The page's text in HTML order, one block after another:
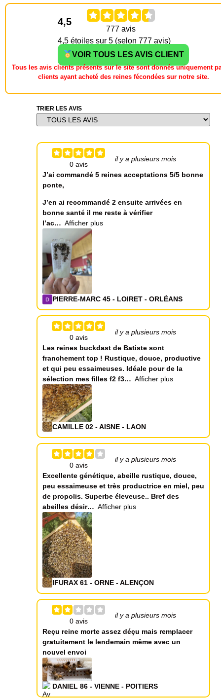
4,5
4,5 étoiles sur 5 (selon 777 avis)
VOIR TOUS LES AVIS CLIENT
Tous les avis clients présents sur le site sont donnés uniquement
clients ayant acheté des reines fécondées sur notre site.
TRIER LES AVIS
il y a plusieurs mois
J’ai commandé 5 reines acceptations 5/5 bonne
ponte,
J’en ai recommandé 2 ensuite arrivées en
bonne santé il me reste à vérifier
l’ac
Afficher plus
PIERRE-MARC 45 - LOIRET - ORLÉANS
il y a plusieurs mois
Les reines buckdast de Batiste sont
franchement top ! Rustique, douce, productive
et qui peu essaimeuses. Idéale pour de la
sélection mes filles f2 f3
Afficher plus
CAMILLE 02 - AISNE - LAON
il y a plusieurs mois
Excellente génétique, abeille rustique, douce,
peu essaimeuse et très productrice en miel, peu
de propolis. Superbe éleveuse.. Bref des
abeilles désir
Afficher plus
IFURAX 61 - ORNE - ALENÇON
il y a plusieurs mois
Reçu reine morte assez déçu mais remplacer
gratuitement le lendemain même avec un
nouvel envoi
DANIEL 86 - VIENNE - POITIERS